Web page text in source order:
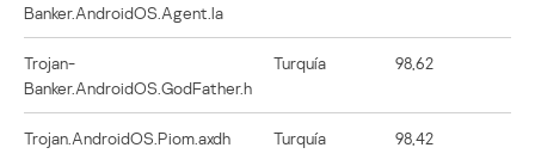
Banker.AndroidOS.Agent.la
Trojan-
Banker.AndroidOS.GodFather.h
Turquía 98,62
Trojan.AndroidOS.Piom.axdh Turquía 98,42